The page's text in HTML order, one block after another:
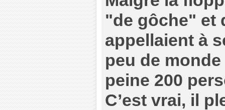
"de gôche" et
appellaient à
peu de
peine 200
C’est vrai, il